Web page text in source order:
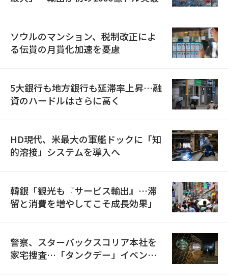
ソウルのマンション、税制改正によ
る伝貰の月貰化加速を憂慮
5大銀行も地方銀行も延滞率上昇…融
資のハードルはさらに高く
HD現代、米最大の軍艦ドックに「知
的溶接」システムを導入へ
韓銀「観光も『サービス輸出』…滞
留と消費を増やしてこそ成長効果」
警察、スターバックスコリア本社を
家宅捜査…「タンクデー」イベント